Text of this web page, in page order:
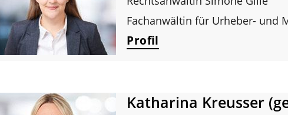
Fachanwältin für Urheber- und
Profil
Katharina Kreusser